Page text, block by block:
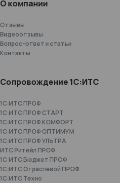
О компании
Отзывы
Видеоотзывы
Вопрос-ответ и статьи
Контакты
Сопровождение 1С:ИТС
1С:ИТС ПРОФ
1С:ИТС ПРОФ СТАРТ
1С:ИТС ПРОФ КОМФОРТ
1С:ИТС ПРОФ ОПТИМУМ
1С:ИТС ПРОФ УЛЬТРА
ИТС Ритейл ПРОФ
1С:ИТС Бюджет ПРОФ
1С:ИТС Отраслевой ПРОФ
1С:ИТС Техно